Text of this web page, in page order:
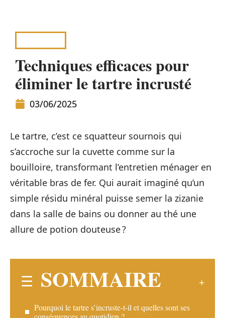
Techniques efficaces pour
éliminer le tartre incrusté
03/06/2025
Le tartre, c’est ce squatteur sournois qui
s’accroche sur la cuvette comme sur la
bouilloire, transformant l’entretien ménager en
véritable bras de fer. Qui aurait imaginé qu’un
simple résidu minéral puisse semer la zizanie
dans la salle de bains ou donner au thé une
allure de potion douteuse ?
SOMMAIRE
Pourquoi le tartre s’incruste-t-il et quelles sont ses